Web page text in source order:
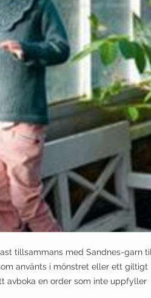
tillsammans med Sandnes-garn
använts i mönstret eller ett giltigt
avboka en order som inte uppfyller